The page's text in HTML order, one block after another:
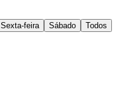
Sexta-feira Sábado Todos